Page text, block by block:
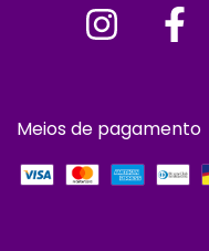
Meios de pagamento